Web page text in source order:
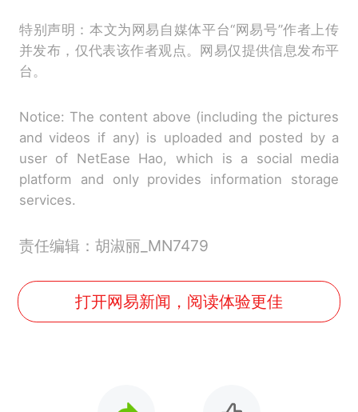
特别声明：本文为网易自媒体平台“网易号”作者上传
并发布，仅代表该作者观点。网易仅提供信息发布平
台。
Notice: The content above (including the pictures
and videos if any) is uploaded and posted by a
user of NetEase Hao, which is a social media
platform and only provides information storage
services.
责任编辑：胡淑丽_MN7479
打开网易新闻，阅读体验更佳